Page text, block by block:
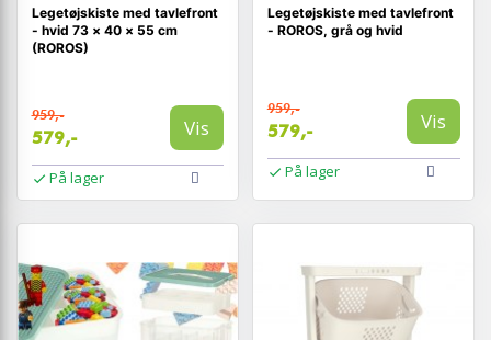
Legetøjskiste med tavlefront
- hvid 73 × 40 × 55 cm
(ROROS)
959,-
579,- Vis
På lager
Legetøjskiste med tavlefront
- ROROS, grå og hvid
959,-
579,- Vis
På lager